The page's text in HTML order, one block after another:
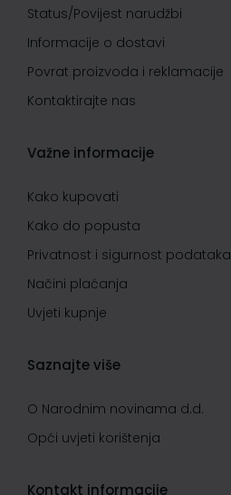
Status/Povijest narudžbi
Informacije o dostavi
Povrat proizvoda i reklamacije
Kontaktirajte nas
Važne informacije
Kako kupovati
Kako do popusta
Privatnost i sigurnost podataka
Načini plaćanja
Uvjeti kupnje
Saznajte više
O Narodnim novinama d.d.
Opći uvjeti korištenja
Kontakt informacije